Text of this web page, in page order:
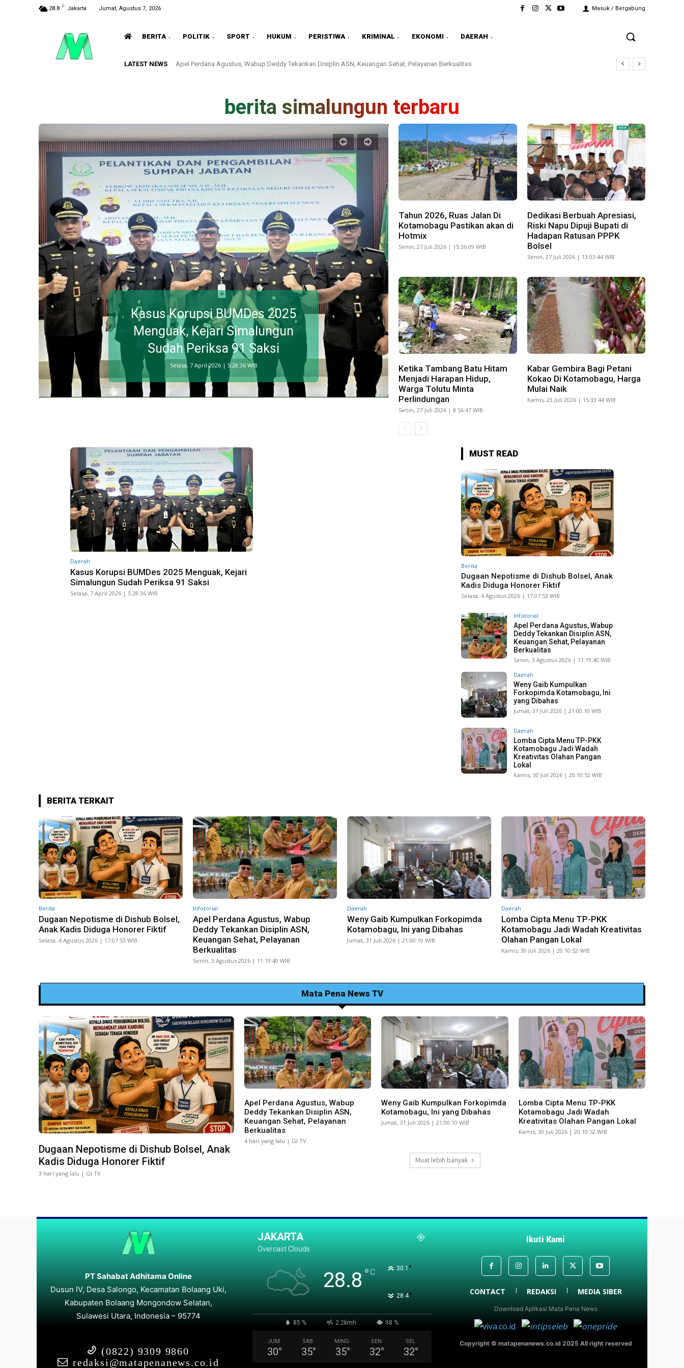
28.8 C Jakarta Jumat, Agustus 7, 2026 Masuk / Bergabung
BERITA POLITIK SPORT HUKUM PERISTIWA KRIMINAL EKONOMI DAERAH
LATEST NEWS Apel Perdana Agustus, Wabup Deddy Tekankan Disiplin ASN, Keuangan Sehat, Pelayanan Berkualitas
berita simalungun terbaru
Kasus Korupsi BUMDes 2025
Menguak, Kejari Simalungun
Sudah Periksa 91 Saksi
Selasa, 7 April 2026 | 5:28:36 WIB
Tahun 2026, Ruas Jalan Di
Kotamobagu Pastikan akan di
Hotmix
Senin, 27 Juli 2026 | 15:36:09 WIB
Dedikasi Berbuah Apresiasi,
Riski Napu Dipuji Bupati di
Hadapan Ratusan PPPK
Bolsel
Senin, 27 Juli 2026 | 13:03:44 WIB
Ketika Tambang Batu Hitam
Menjadi Harapan Hidup,
Warga Tolutu Minta
Perlindungan
Senin, 27 Juli 2026 | 8:56:47 WIB
Kabar Gembira Bagi Petani
Kokao Di Kotamobagu, Harga
Mulai Naik
Kamis, 23 Juli 2026 | 15:33:44 WIB
Daerah
Kasus Korupsi BUMDes 2025 Menguak, Kejari
Simalungun Sudah Periksa 91 Saksi
Selasa, 7 April 2026 | 5:28:36 WIB
MUST READ
Berita
Dugaan Nepotisme di Dishub Bolsel, Anak
Kadis Diduga Honorer Fiktif
Selasa, 4 Agustus 2026 | 17:07:53 WIB
Infotorial
Apel Perdana Agustus, Wabup
Deddy Tekankan Disiplin ASN,
Keuangan Sehat, Pelayanan
Berkualitas
Senin, 3 Agustus 2026 | 11:19:40 WIB
Daerah
Weny Gaib Kumpulkan
Forkopimda Kotamobagu, Ini
yang Dibahas
Jumat, 31 Juli 2026 | 21:00:10 WIB
Daerah
Lomba Cipta Menu TP-PKK
Kotamobagu Jadi Wadah
Kreativitas Olahan Pangan
Lokal
Kamis, 30 Juli 2026 | 20:10:52 WIB
BERITA TERKAIT
Berita
Dugaan Nepotisme di Dishub Bolsel,
Anak Kadis Diduga Honorer Fiktif
Selasa, 4 Agustus 2026 | 17:07:53 WIB
Infotorial
Apel Perdana Agustus, Wabup
Deddy Tekankan Disiplin ASN,
Keuangan Sehat, Pelayanan
Berkualitas
Senin, 3 Agustus 2026 | 11:19:40 WIB
Daerah
Weny Gaib Kumpulkan Forkopimda
Kotamobagu, Ini yang Dibahas
Jumat, 31 Juli 2026 | 21:00:10 WIB
Daerah
Lomba Cipta Menu TP-PKK
Kotamobagu Jadi Wadah Kreativitas
Olahan Pangan Lokal
Kamis, 30 Juli 2026 | 20:10:52 WIB
Mata Pena News TV
Dugaan Nepotisme di Dishub Bolsel, Anak
Kadis Diduga Honorer Fiktif
3 hari yang lalu | GI TV
Apel Perdana Agustus, Wabup
Deddy Tekankan Disiplin ASN,
Keuangan Sehat, Pelayanan
Berkualitas
4 hari yang lalu | GI TV
Weny Gaib Kumpulkan Forkopimda
Kotamobagu, Ini yang Dibahas
Jumat, 31 Juli 2026 | 21:00:10 WIB
Lomba Cipta Menu TP-PKK
Kotamobagu Jadi Wadah
Kreativitas Olahan Pangan Lokal
Kamis, 30 Juli 2026 | 20:10:52 WIB
Muat lebih banyak
PT Sahabat Adhitama Online
Dusun IV, Desa Salongo, Kecamatan Bolaang Uki,
Kabupaten Bolaang Mongondow Selatan,
Sulawesi Utara, Indonesia – 95774
(0822) 9309 9860
redaksi@matapenanews.co.id
JAKARTA
Overcast Clouds
28.8°C 30.1 °
28.4°
85 % 2.2kmh 98 %
JUM
30°
SAB
35°
MING
35°
SEN
32°
SEL
32°
Ikuti Kami
CONTACT REDAKSI MEDIA SIBER
Download Aplikasi Mata Pena News
Copyright © matapenanews.co.id 2025 All right reserved